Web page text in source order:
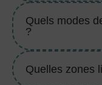
Quels modes
?
Quelles zones